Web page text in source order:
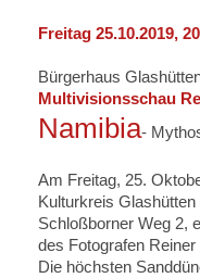
Freitag 25.10.2019,
Bürgerhaus
Multivisionsschau
Namibia-
Am Freitag, 25.
Kulturkreis
Schloßborner Weg 2,
des Fotografen Reiner
Die höchsten